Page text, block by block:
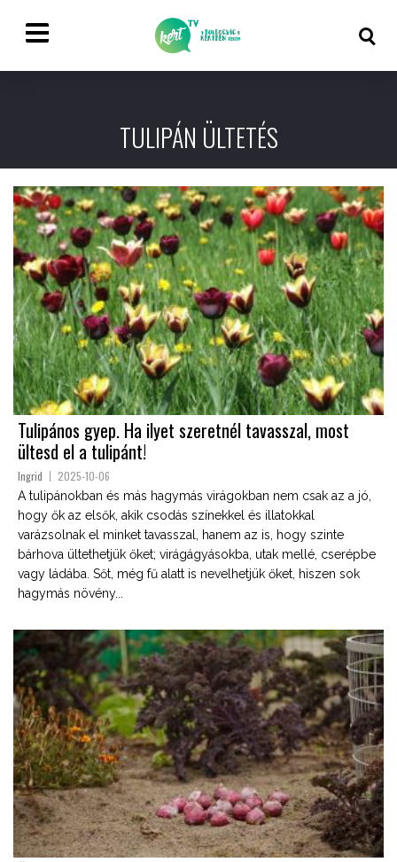
TULIPÁN ÜLTETÉS
Tulipános gyep. Ha ilyet szeretnél tavasszal, most
ültesd el a tulipánt!
Ingrid 2025-10-06
A tulipánokban és más hagymás virágokban nem csak az a jó,
hogy ők az elsők, akik csodás színekkel és illatokkal
varázsolnak el minket tavasszal, hanem az is, hogy szinte
bárhova ültethetjük őket; virágágyásokba, utak mellé, cserépbe
vagy ládába. Sőt, még fű alatt is nevelhetjük őket, hiszen sok
hagymás növény...